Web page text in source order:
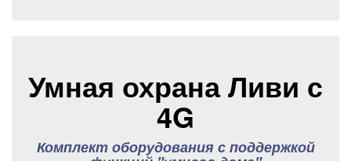
Умная охрана Ливи с
4G
Комплект оборудования с поддержкой